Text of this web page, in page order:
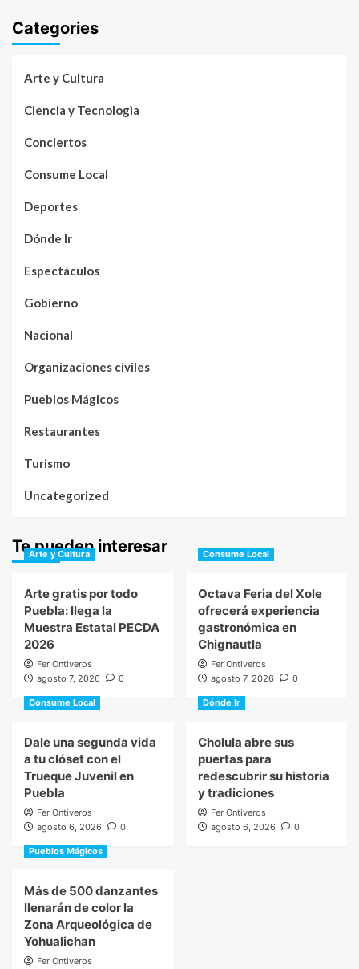
Categories
Arte y Cultura
Ciencia y Tecnologìa
Conciertos
Consume Local
Deportes
Dónde Ir
Espectáculos
Gobierno
Nacional
Organizaciones civiles
Pueblos Mágicos
Restaurantes
Turismo
Uncategorized
Te pueden interesar
Arte y Cultura
Arte gratis por todo
Puebla: llega la
Muestra Estatal PECDA
2026
Fer Ontiveros
agosto 7, 2026
0
Consume Local
Octava Feria del Xole
ofrecerá experiencia
gastronómica en
Chignautla
Fer Ontiveros
agosto 7, 2026
0
Consume Local
Dale una segunda vida
a tu clóset con el
Trueque Juvenil en
Puebla
Fer Ontiveros
agosto 6, 2026
0
Dónde Ir
Cholula abre sus
puertas para
redescubrir su historia
y tradiciones
Fer Ontiveros
agosto 6, 2026
0
Pueblos Mágicos
Más de 500 danzantes
llenarán de color la
Zona Arqueológica de
Yohualichan
Fer Ontiveros